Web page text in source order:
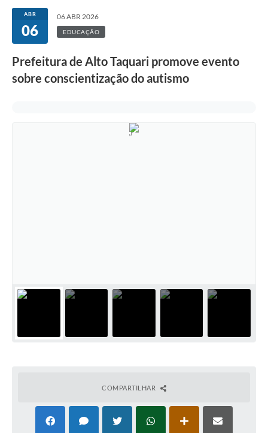
ABR
06
06 ABR 2026
EDUCAÇÃO
Prefeitura de Alto Taquari promove evento
sobre conscientização do autismo
COMPARTILHAR